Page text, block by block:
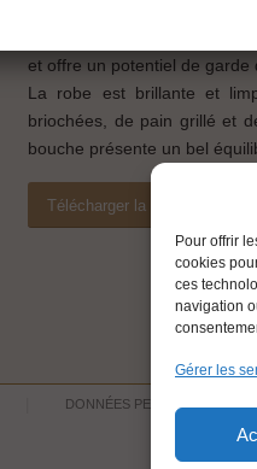
Pour offrir
cookies
ces
navigation
Gérer les
Le Saint-Estèphe de
et offre un potentiel de garde
La robe est brillante et
briochées, de pain grillé et
bouche présente un bel
Télécharger la Fiche Technique
DONNÉES PERSONNELLES